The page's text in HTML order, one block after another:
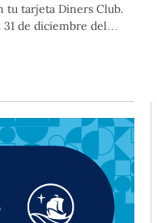
tu tarjeta Diners Club.
de diciembre del
para deudas de